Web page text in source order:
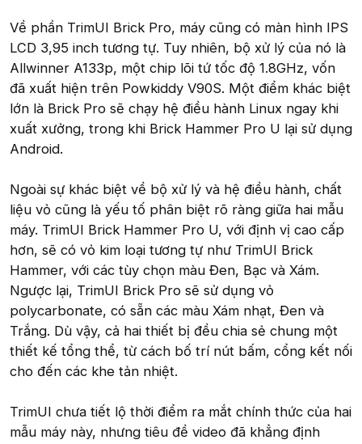
Về phần TrimUI Brick Pro, máy cũng có màn hình IPS
LCD 3,95 inch tương tự. Tuy nhiên, bộ xử lý của nó là
Allwinner A133p, một chip lõi tứ tốc độ 1.8GHz, vốn
đã xuất hiện trên Powkiddy V90S. Một điểm khác biệt
lớn là Brick Pro sẽ chạy hệ điều hành Linux ngay khi
xuất xưởng, trong khi Brick Hammer Pro U lại sử dụng
Android.
Ngoài sự khác biệt về bộ xử lý và hệ điều hành, chất
liệu vỏ cũng là yếu tố phân biệt rõ ràng giữa hai mẫu
máy. TrimUI Brick Hammer Pro U, với định vị cao cấp
hơn, sẽ có vỏ kim loại tương tự như TrimUI Brick
Hammer, với các tùy chọn màu Đen, Bạc và Xám.
Ngược lại, TrimUI Brick Pro sẽ sử dụng vỏ
polycarbonate, có sẵn các màu Xám nhạt, Đen và
Trắng. Dù vậy, cả hai thiết bị đều chia sẻ chung một
thiết kế tổng thể, từ cách bố trí nút bấm, cổng kết nối
cho đến các khe tản nhiệt.
TrimUI chưa tiết lộ thời điểm ra mắt chính thức của hai
mẫu máy này, nhưng tiêu đề video đã khẳng định